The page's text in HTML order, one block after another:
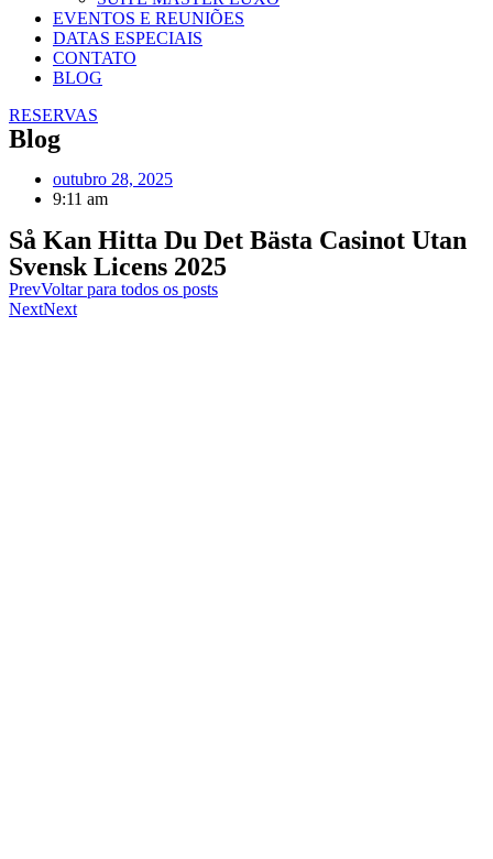
EVENTOS E REUNIÕES
DATAS ESPECIAIS
CONTATO
BLOG
RESERVAS
Blog
outubro 28, 2025
9:11 am
Så Kan Hitta Du Det Bästa Casinot Utan
Svensk Licens 2025
PrevVoltar para todos os posts
NextNext